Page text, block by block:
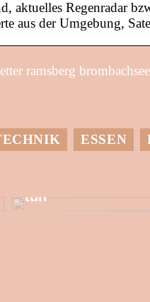
aktuelles Regenradar
aus der Umgebung,
ramsberg
ESSEN
Mit einer
tun